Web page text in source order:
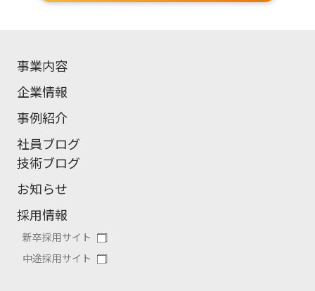
事業内容
企業情報
事例紹介
社員ブログ
技術ブログ
お知らせ
採用情報
新卒採用サイト
中途採用サイト